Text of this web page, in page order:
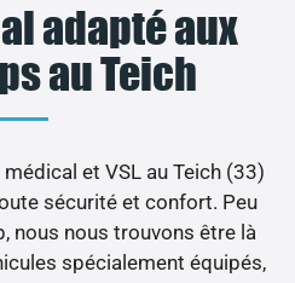
adapté aux
au Teich
et VSL au Teich (33)
sécurité et confort. Peu
nous nous trouvons être là
spécialement équipés,